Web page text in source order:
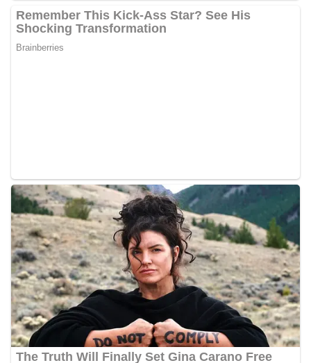
bendera dengan benar merupakan salah satu
wujud nyata partisipasi masyarakat dalam
memperingati hari bersejarah bangsa
Indonesia.‎‎”Kami mengimbau kepada seluruh
keadaan bersih, tidak sobek, dan layak untuk
dikibarkan sebagai simbol kehormatan
negara.‎‎‎Selain menyampaikan imbauan terkait
bendera, kegiatan sambang DDS ini juga
dimanfaatkan sebagai sarana deteksi dini (early
warning) guna mengantisipasi potensi gangguan
keamanan dan ketertiban masyarakat
(Kamtibmas) di lingkungan tempat tinggal warga.
Melalui interaksi langsung tersebut,
Bhabinkamtibmas dapat menghimpun informasi
awal terkait situasi sosial, potensi kerawanan,
maupun hal-hal yang dapat mengganggu
kondusivitas wilayah, khususnya menjelang